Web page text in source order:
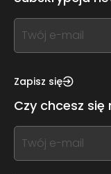
If
you
this,
this
form
field
blank
Zapisz się
Czy chcesz
If
you